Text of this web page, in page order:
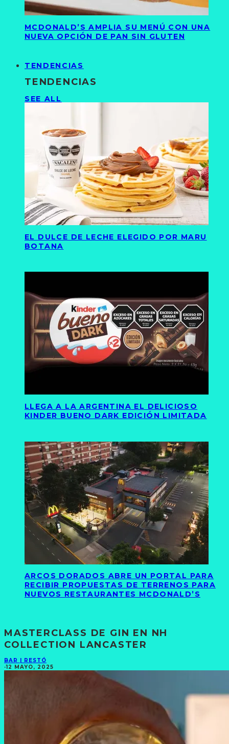
MCDONALD’S AMPLIA SU MENÚ CON UNA
NUEVA OPCIÓN DE PAN SIN GLUTEN
TENDENCIAS
TENDENCIAS
SEE ALL
EL DULCE DE LECHE ELEGIDO POR MARU
BOTANA
LLEGA A LA ARGENTINA EL DELICIOSO
KINDER BUENO DARK EDICIÓN LIMITADA
ARCOS DORADOS ABRE UN PORTAL PARA
RECIBIR PROPUESTAS DE TERRENOS PARA
NUEVOS RESTAURANTES MCDONALD’S
MASTERCLASS DE GIN EN NH
COLLECTION LANCASTER
BAR | RESTÓ
·12 MAYO, 2025